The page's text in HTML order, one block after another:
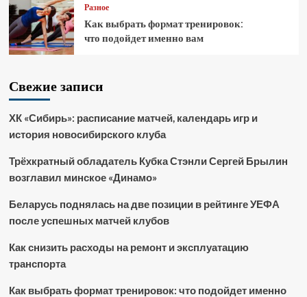
Разное
Как выбрать формат тренировок:
что подойдет именно вам
Свежие записи
ХК «Сибирь»: расписание матчей, календарь игр и
история новосибирского клуба
Трёхкратный обладатель Кубка Стэнли Сергей Брылин
возглавил минское «Динамо»
Беларусь поднялась на две позиции в рейтинге УЕФА
после успешных матчей клубов
Как снизить расходы на ремонт и эксплуатацию
транспорта
Как выбрать формат тренировок: что подойдет именно